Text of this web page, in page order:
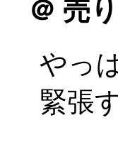
＠ 売
やっ
緊張